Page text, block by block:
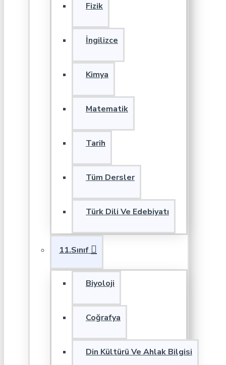
Fizik
İngilizce
Kimya
Matematik
Tarih
Tüm Dersler
Türk Dili Ve Edebiyatı
11.Sınıf
Biyoloji
Coğrafya
Din Kültürü Ve Ahlak Bilgisi